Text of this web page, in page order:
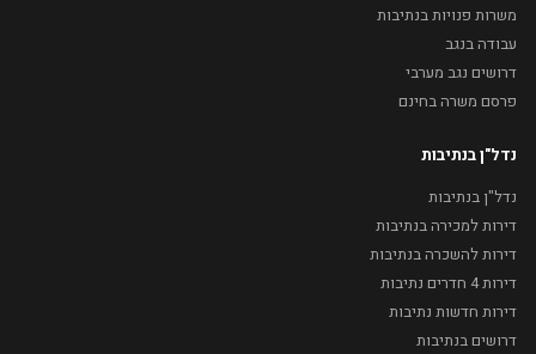
משרות פנויות בנתיבות
עבודה בנגב
דרושים נגב מערבי
פרסם משרה בחינם
נדל"ן בנתיבות
נדל"ן בנתיבות
דירות למכירה בנתיבות
דירות להשכרה בנתיבות
דירות 4 חדרים נתיבות
דירות חדשות נתיבות
דרושים בנתיבות